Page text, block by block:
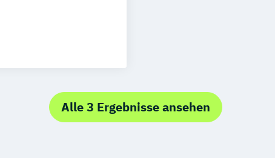
Alle 3 Ergebnisse ansehen